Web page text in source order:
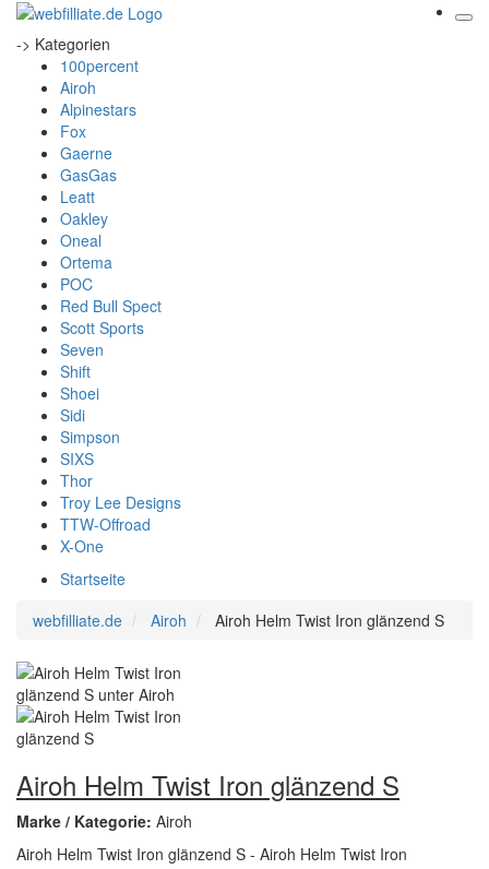
-> Kategorien
100percent
Airoh
Alpinestars
Fox
Gaerne
GasGas
Leatt
Oakley
Oneal
Ortema
POC
Red Bull Spect
Scott Sports
Seven
Shift
Shoei
Sidi
Simpson
SIXS
Thor
Troy Lee Designs
TTW-Offroad
X-One
Startseite
webfilliate.de
Airoh Airoh Helm Twist Iron glänzend S
Airoh Helm Twist Iron glänzend S
Marke / Kategorie: Airoh
Airoh Helm Twist Iron glänzend S - Airoh Helm Twist Iron